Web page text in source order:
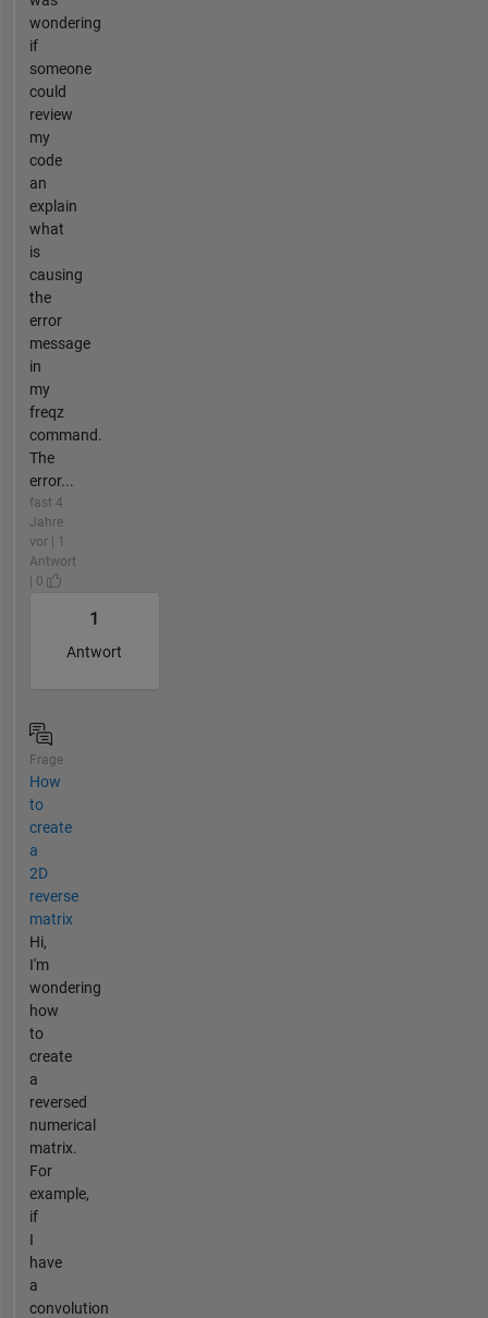
wondering
if
someone
could
review
my
code
an
explain
what
is
causing
the
error
message
in
my
freqz
command.
The
error...
fast 4
Jahre
vor | 1
Antwort
| 0
1
Antwort
Frage
How
to
create
a
2D
reverse
matrix
Hi,
I'm
wondering
how
to
create
a
reversed
numerical
matrix.
For
example,
if
I
have
a
convolution